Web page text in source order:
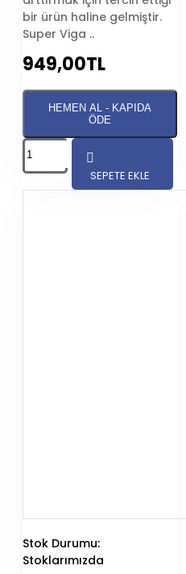
bir ürün haline gelmiştir.
Super Viga ..
949,00TL
HEMEN AL - KAPIDA
ÖDE
SEPETE EKLE
Stok Durumu:
Stoklarımızda